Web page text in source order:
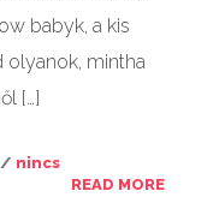
babyk, a kis
mintha
[…]
/ nincs
READ MORE